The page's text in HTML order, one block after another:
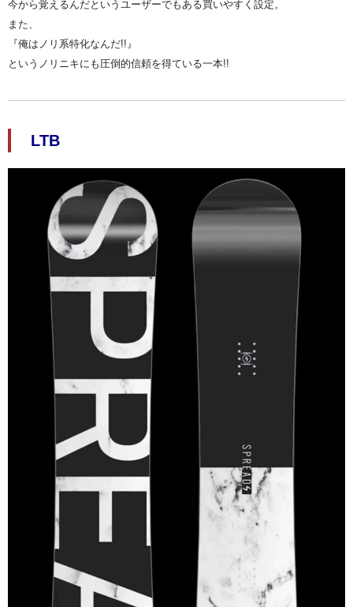
今から覚えるんだというユーザーでもある買いやすく設定。
また、
『俺はノリ系特化なんだ!!』
というノリニキにも圧倒的信頼を得ている一本!!
LTB